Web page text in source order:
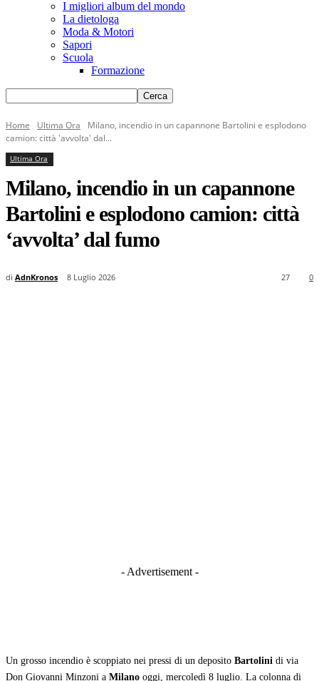
I migliori album del mondo
La dietologa
Moda & Motori
Sapori
Scuola
Formazione
Home Ultima Ora
Milano, incendio in un capannone Bartolini e esplodono
camion: città 'avvolta' dal...
Ultima Ora
Milano, incendio in un capannone
Bartolini e esplodono camion: città
‘avvolta’ dal fumo
di AdnKronos 8 Luglio 2026 0
27
- Advertisement -
Un grosso incendio è scoppiato nei pressi di un deposito Bartolini di via
Don Giovanni Minzoni a Milano oggi, mercoledì 8 luglio. La colonna di